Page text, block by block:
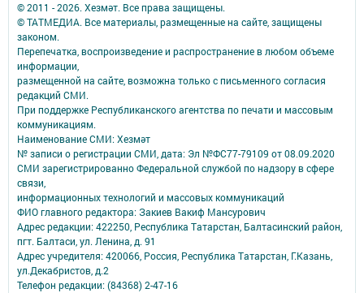
© 2011 - 2026. Хезмәт. Все права защищены.
© ТАТМЕДИА. Все материалы, размещенные на сайте, защищены
законом.
Перепечатка, воспроизведение и распространение в любом объеме
информации,
размещенной на сайте, возможна только с письменного согласия
редакций СМИ.
При поддержке Республиканского агентства по печати и массовым
коммуникациям.
Наименование СМИ: Хезмәт
№ записи о регистрации СМИ, дата: Эл №ФС77-79109 от 08.09.2020
СМИ зарегистрированно Федеральной службой по надзору в сфере
связи,
информационных технологий и массовых коммуникаций
ФИО главного редактора: Закиев Вакиф Мансурович
Адрес редакции: 422250, Республика Татарстан, Балтасинский район,
пгт. Балтаси, ул. Ленина, д. 91
Адрес учредителя: 420066, Россия, Республика Татарстан, Г.Казань,
ул.Декабристов, д.2
Телефон редакции: (84368) 2-47-16